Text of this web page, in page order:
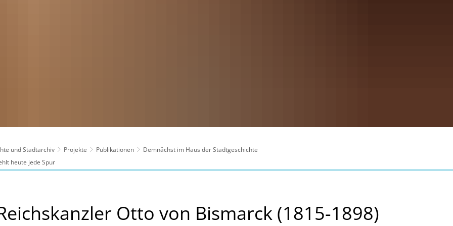
und Stadtarchiv Projekte Publikationen
Demnächst im Haus der Stadtgeschichte
heute jede Spur
Otto von Bismarck (1815-1898)